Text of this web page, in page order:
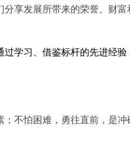
享发展所带来的荣誉、财富
学习、借鉴标杆的先进经
不怕困难，勇往直前，是